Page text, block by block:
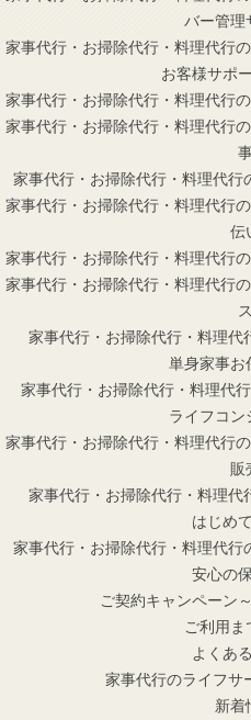
バー管理
家事代行・お掃除代行・料理代行
お客様サポ
家事代行・お掃除代行・料理代行
家事代行・お掃除代行・料理代行
家事代行・お掃除代行・料理代行
家事代行・お掃除代行・料理代行
伝
家事代行・お掃除代行・料理代行
家事代行・お掃除代行・料理代行
ス
家事代行・お掃除代行・料理代
単身家事お
家事代行・お掃除代行・料理代
ライフコン
家事代行・お掃除代行・料理代行
販
家事代行・お掃除代行・料理代
はじめ
家事代行・お掃除代行・料理代行
安心の
ご契約キャンペーン
ご利用ま
よくあ
家事代行のライフサ
新着